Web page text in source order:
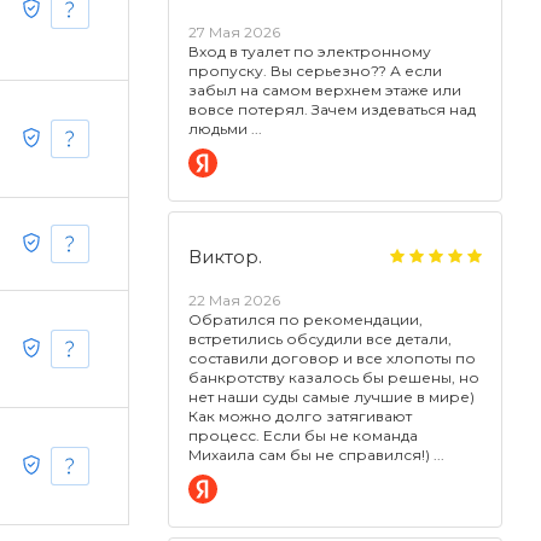
27 Мая 2026
Вход в туалет по электронному
пропуску. Вы серьезно?? А если
забыл на самом верхнем этаже или
вовсе потерял. Зачем издеваться над
людьми
Виктор.
22 Мая 2026
Обратился по рекомендации,
встретились обсудили все детали,
составили договор и все хлопоты по
банкротству казалось бы решены, но
нет наши суды самые лучшие в мире)
Как можно долго затягивают
процесс. Если бы не команда
Михаила сам бы не справился!)